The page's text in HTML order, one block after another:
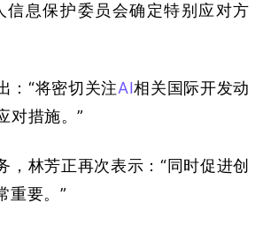
信息保护委员会确定特别应对方
：“将密切关注AI相关国际开发动
对措施。”
，林芳正再次表示：“同时促进创
重要。”